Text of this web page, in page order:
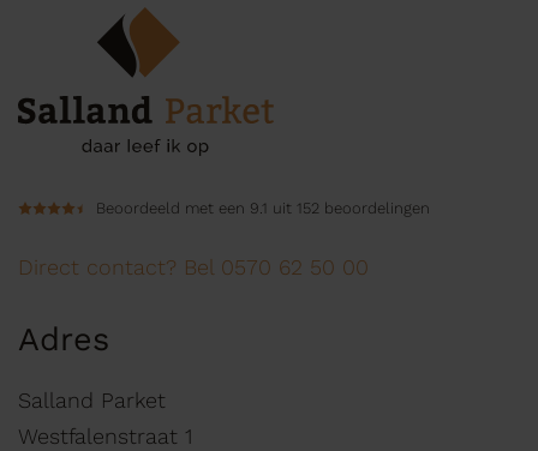
Beoordeeld met een 9.1 uit 152 beoordelingen
Direct contact? Bel 0570 62 50 00
Adres
Salland Parket
Westfalenstraat 1